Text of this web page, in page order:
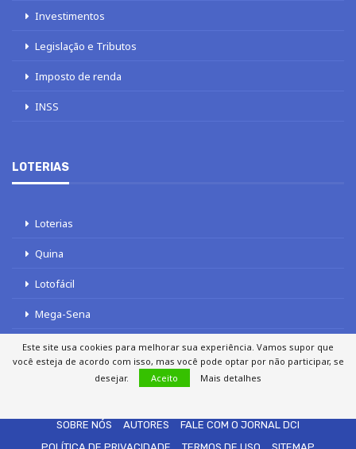
Investimentos
Legislação e Tributos
Imposto de renda
INSS
LOTERIAS
Loterias
Quina
Lotofácil
Mega-Sena
Tele sena
SOBRE NÓS AUTORES
FALE COM O JORNAL DCI
Este site usa cookies para melhorar sua experiência. Vamos supor que
você esteja de acordo com isso, mas você pode optar por não participar, se
desejar.
Aceito Mais detalhes